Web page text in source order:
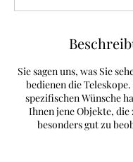
Sie sagen uns, was Sie
bedienen die
spezifischen Wünsche
Ihnen jene Objekte, die
besonders gut zu